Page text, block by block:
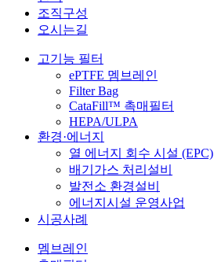
조직구성
오시는길
고기능 필터
ePTFE 멤브레인
Filter Bag
CataFill™ 촉매필터
HEPA/ULPA
환경·에너지
열 에너지 회수 시설 (EPC)
배기가스 처리설비
발전소 환경설비
에너지시설 운영사업
시공사례
멤브레인